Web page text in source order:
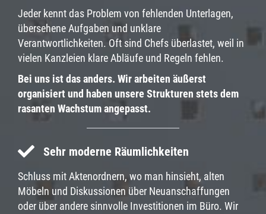
Jeder kennt das Problem von fehlenden Unterlagen,
übersehene Aufgaben und unklare
Verantwortlichkeiten. Oft sind Chefs überlastet, weil in
vielen Kanzleien klare Abläufe und Regeln fehlen.
Bei uns ist das anders. Wir arbeiten äußerst
organisiert und haben unsere Strukturen stets dem
rasanten Wachstum angepasst.
Sehr moderne Räumlichkeiten
Schluss mit Aktenordnern, wo man hinsieht, alten
Möbeln und Diskussionen über Neuanschaffungen
oder über andere sinnvolle Investitionen im Büro. Wir